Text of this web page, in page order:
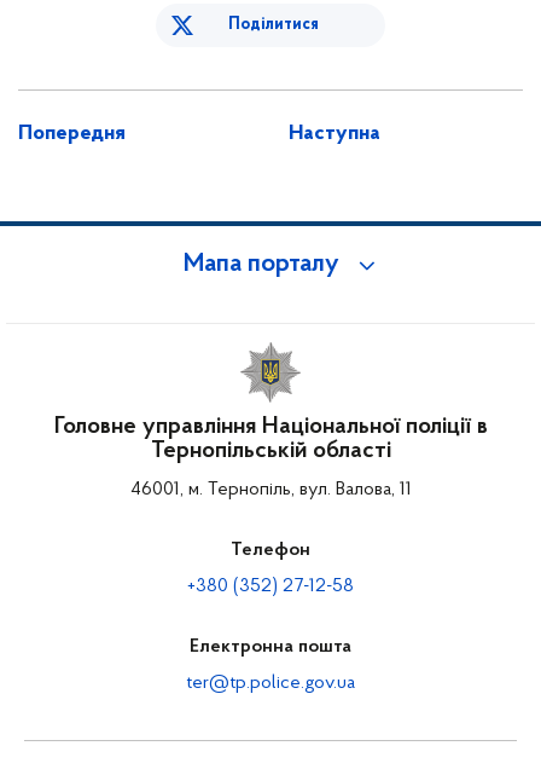
Поділитися
Попередня Наступна
Мапа порталу
Головне управління Національної поліції в
Тернопільській області
46001, м. Тернопіль, вул. Валова, 11
Телефон
+380 (352) 27-12-58
Електронна пошта
ter@tp.police.gov.ua